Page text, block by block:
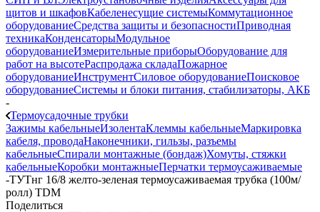
щитов и шкафовКабеленесущие системыКоммутационное
оборудованиеСредства защиты и безопасностиПриводная
техникаКонденсаторыМодульное
оборудованиеИзмерительные приборыОборудование для
работ на высотеРаспродажа складаПожарное
оборудованиеИнструментСиловое оборудованиеПоисковое
оборудованиеСистемы и блоки питания, стабилизаторы, АКБ
-
Термоусадочные трубки
Зажимы кабельныеИзолентаКлеммы кабельныеМаркировка
кабеля, проводаНаконечники, гильзы, разъемы
кабельныеСпирали монтажные (бондаж)Хомуты, стяжки
кабельныеКоробки монтажныеПерчатки термоусаживаемые
-ТУТнг 16/8 желто-зеленая термоусаживаемая трубка (100м/
ролл) TDM
Поделиться